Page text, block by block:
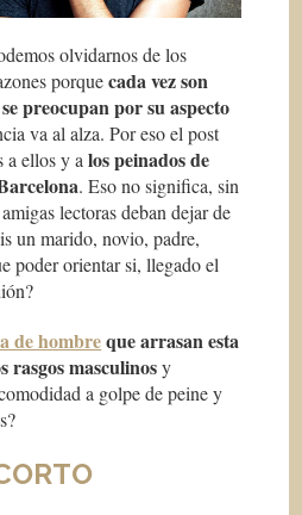
olvidarnos de los
porquecada vez son
preocupan por su aspecto
va al alza. Por eso el post
a ellos y alos peinados de
. Eso no significa, sin
lectoras deban dejar de
un marido, novio, padre,
poder orientar si, llegado el
de hombreque arrasan esta
rasgos masculinosy
a golpe de peine y